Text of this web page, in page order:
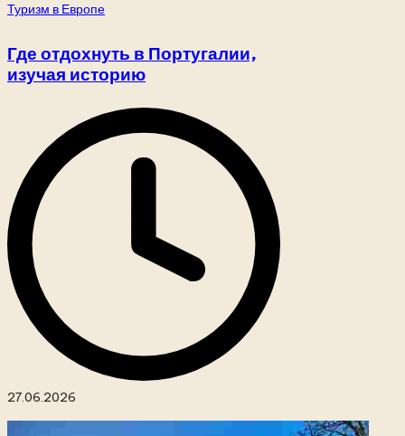
Опубликовано
Туризм в Европе
Где отдохнуть в Португалии,
изучая историю
27.06.2026